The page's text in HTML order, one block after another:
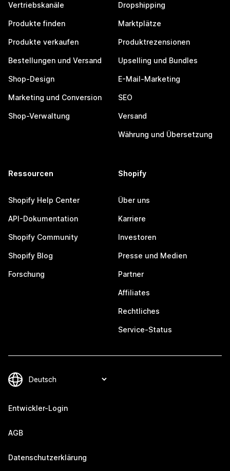
Vertriebskanäle
Produkte finden
Produkte verkaufen
Bestellungen und Versand
Shop-Design
Marketing und Conversion
Shop-Verwaltung
Dropshipping
Marktplätze
Produktrezensionen
Upselling und Bundles
E-Mail-Marketing
SEO
Versand
Währung und Übersetzung
Ressourcen
Shopify Help Center
API-Dokumentation
Shopify Community
Shopify Blog
Forschung
Shopify
Über uns
Karriere
Investoren
Presse und Medien
Partner
Affiliates
Rechtliches
Service-Status
Entwickler-Login
AGB
Datenschutzerklärung